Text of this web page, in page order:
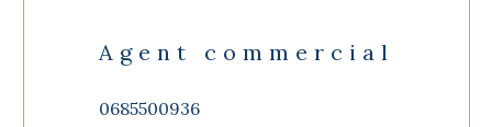
Agent commercial
0685500936